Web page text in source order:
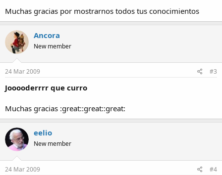
Muchas gracias por mostrarnos todos tus conocimientos
Ancora
New member
24 Mar 2009 #3
Jooooderrrr que curro
Muchas gracias :great::great::great:
eelio
New member
24 Mar 2009 #4